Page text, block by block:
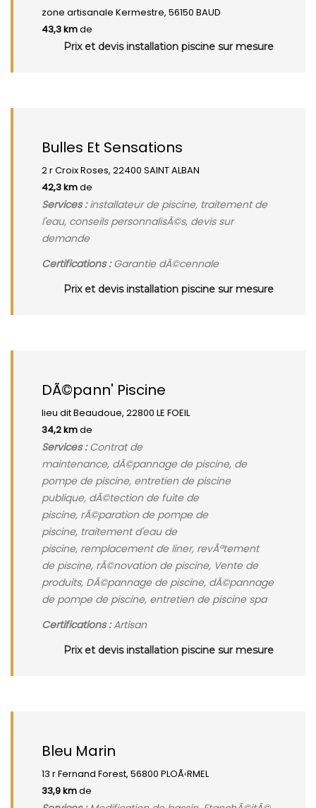
zone artisanale Kermestre, 56150 BAUD
43,3 kmde
Prix et devis installation piscine sur mesure
Bulles Et Sensations
2 r Croix Roses, 22400 SAINT ALBAN
42,3 kmde
Services :installateur de piscine, traitement de
l'eau, conseils personnalisÃ©s, devis sur
demande
Certifications :Garantie dÃ©cennale
Prix et devis installation piscine sur mesure
DÃ©pann' Piscine
lieu dit Beaudoue, 22800 LE FOEIL
34,2 kmde
Services :Contrat de
maintenance, dÃ©pannage de piscine, de
pompe de piscine, entretien de piscine
publique, dÃ©tection de fuite de
piscine, rÃ©paration de pompe de
piscine, traitement d'eau de
piscine, remplacement de liner, revÃªtement
de piscine, rÃ©novation de piscine, Vente de
produits, DÃ©pannage de piscine, dÃ©pannage
de pompe de piscine, entretien de piscine spa
Certifications :Artisan
Prix et devis installation piscine sur mesure
Bleu Marin
13 r Fernand Forest, 56800 PLOÃ‹RMEL
33,9 kmde